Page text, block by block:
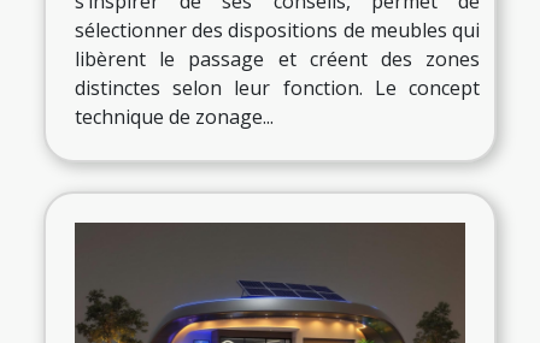
sélectionner des dispositions de meubles qui
libèrent le passage et créent des zones
distinctes selon leur fonction. Le concept
technique de zonage...